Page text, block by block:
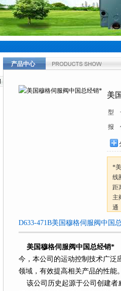
产品中心
美
型
报
*
线
距
主
通
D633-471B美国穆格伺服阀中国
美国穆格伺服阀中国总经销*
今，本公司的运动控制技术广泛
领域，有效提高相关产品的性能
该公司历史起源于公司创建者